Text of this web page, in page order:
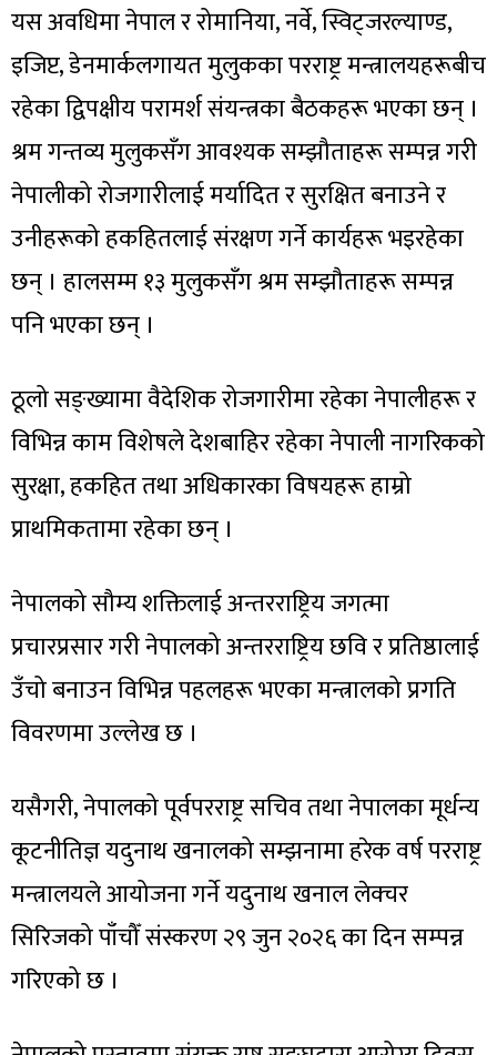
यस अवधिमा नेपाल र रोमानिया, नर्वे, स्विट्जरल्याण्ड,
इजिप्ट, डेनमार्कलगायत मुलुकका परराष्ट्र मन्त्रालयहरूबीच
रहेका द्विपक्षीय परामर्श संयन्त्रका बैठकहरू भएका छन् ।
श्रम गन्तव्य मुलुकसँग आवश्यक सम्झौताहरू सम्पन्न गरी
नेपालीको रोजगारीलाई मर्यादित र सुरक्षित बनाउने र
उनीहरूको हकहितलाई संरक्षण गर्ने कार्यहरू भइरहेका
छन् । हालसम्म १३ मुलुकसँग श्रम सम्झौताहरू सम्पन्न
पनि भएका छन् ।
ठूलो सङ्ख्यामा वैदेशिक रोजगारीमा रहेका नेपालीहरू र
विभिन्न काम विशेषले देशबाहिर रहेका नेपाली नागरिकको
सुरक्षा, हकहित तथा अधिकारका विषयहरू हाम्रो
प्राथमिकतामा रहेका छन् ।
नेपालको सौम्य शक्तिलाई अन्तरराष्ट्रिय जगत्मा
प्रचारप्रसार गरी नेपालको अन्तरराष्ट्रिय छवि र प्रतिष्ठालाई
उँचो बनाउन विभिन्न पहलहरू भएका मन्त्रालको प्रगति
विवरणमा उल्लेख छ ।
यसैगरी, नेपालको पूर्वपरराष्ट्र सचिव तथा नेपालका मूर्धन्य
कूटनीतिज्ञ यदुनाथ खनालको सम्झनामा हरेक वर्ष परराष्ट्र
मन्त्रालयले आयोजना गर्ने यदुनाथ खनाल लेक्चर
सिरिजको पाँचौँ संस्करण २९ जुन २०२६ का दिन सम्पन्न
गरिएको छ ।